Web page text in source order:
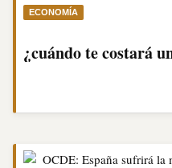
ECONOMÍA
¿cuándo te costará